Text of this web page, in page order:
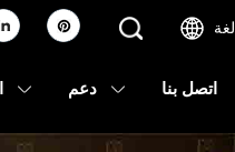
لغة
اتصل بنا